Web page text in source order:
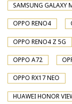
SAMSUNG GALAXY
OPPO RENO4
OPPO RENO4 Z 5G
OPPO A72
OPPO RX17 NEO
HUAWEI HONOR